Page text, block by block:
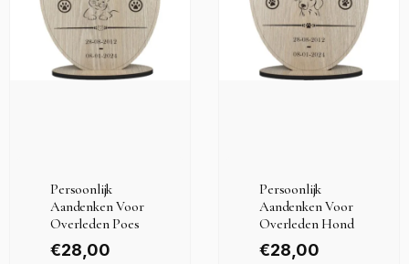
Persoonlijk
Aandenken Voor
Overleden Poes
€28,00
Persoonlijk
Aandenken Voor
Overleden Hond
€28,00